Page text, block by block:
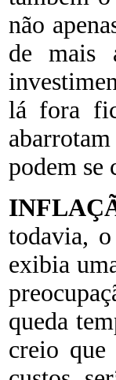
não
de mais
lá fora
podem se
todavia,
exibia
queda
creio que